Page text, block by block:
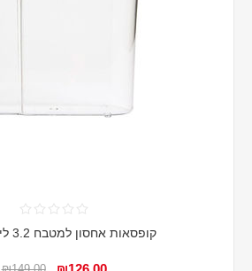
קופסאות אחסון למטבח 3.2 ליטר אוקסו